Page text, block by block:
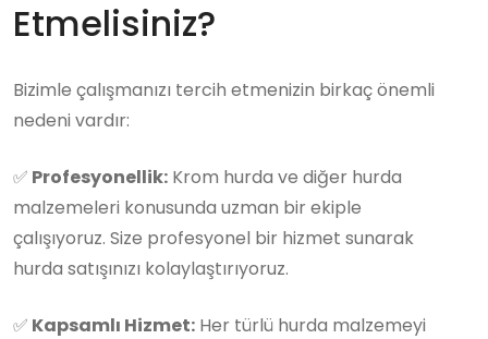
Etmelisiniz?
Bizimle çalışmanızı tercih etmenizin birkaç önemli
nedeni vardır:
✅ Profesyonellik: Krom hurda ve diğer hurda
malzemeleri konusunda uzman bir ekiple
çalışıyoruz. Size profesyonel bir hizmet sunarak
hurda satışınızı kolaylaştırıyoruz.
✅ Kapsamlı Hizmet: Her türlü hurda malzemeyi